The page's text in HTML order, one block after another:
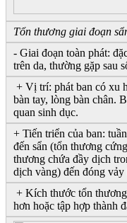
Tổn thương giai đoạn
- Giai đoạn toàn phát:
trên da, thường gặp sau
+ Vị trí: phát ban có xu
bàn tay, lòng bàn chân.
quan sinh dục.
+ Tiến triển của ban:
đến sẩn (tổn thương
thương chứa đầy dịch
dịch vàng) đến đóng
+ Kích thước tổn
hơn hoặc tập hợp thành